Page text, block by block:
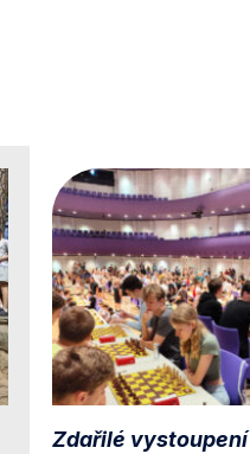
Zdařilé vystoupení